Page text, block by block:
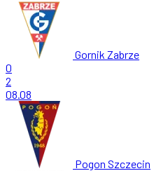
Gornik Zabrze
0
2
08.08
Pogon Szczecin